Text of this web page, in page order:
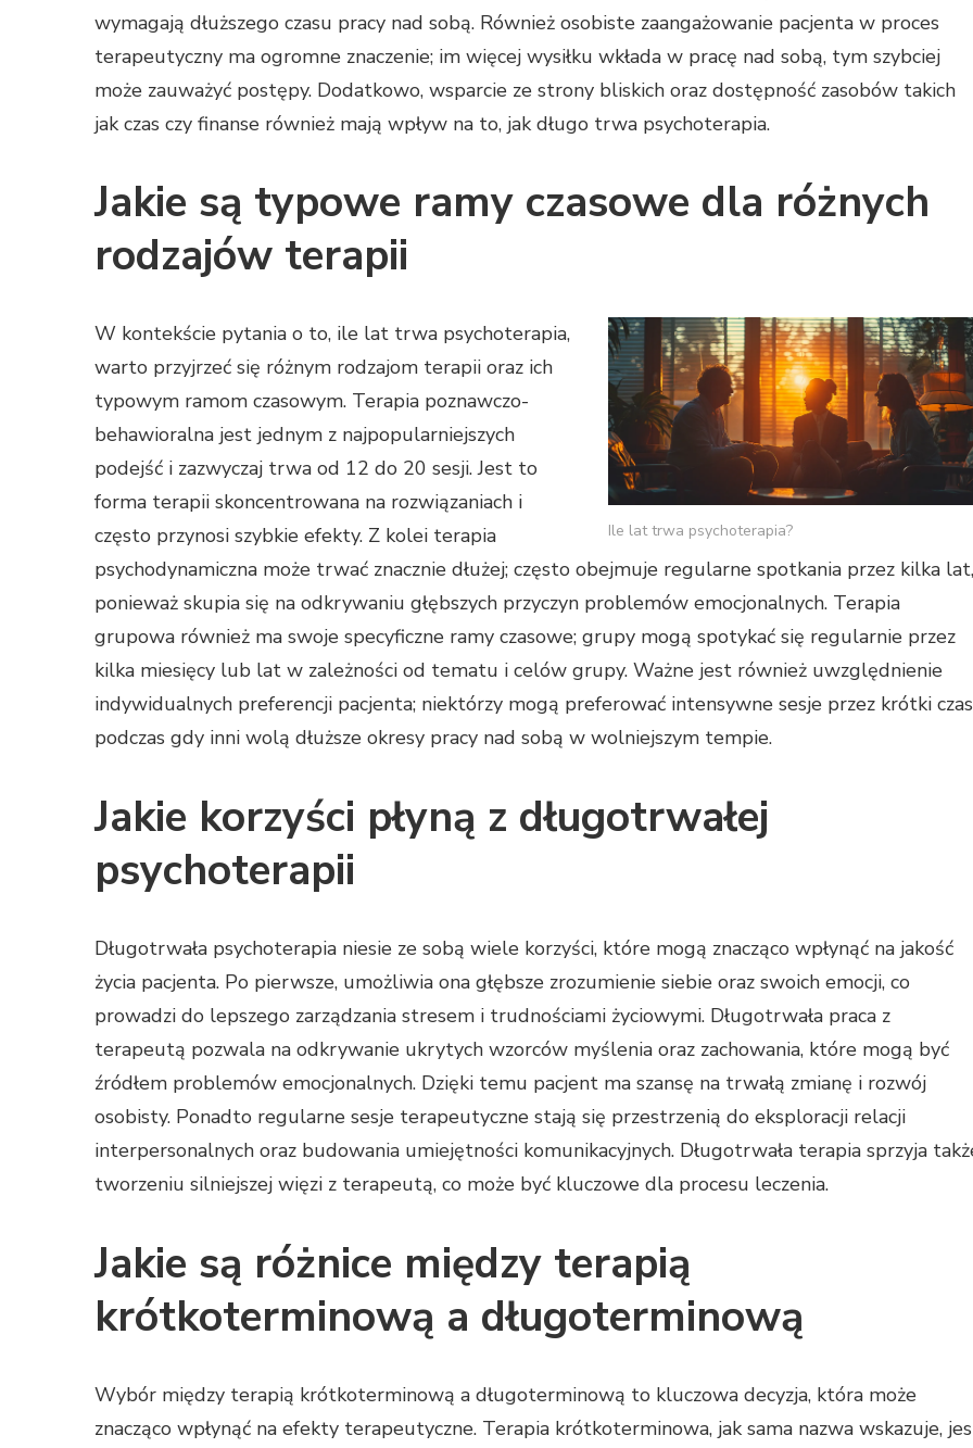
wymagają dłuższego czasu pracy nad sobą. Również osobiste zaangażowanie pacjenta w proces
terapeutyczny ma ogromne znaczenie; im więcej wysiłku wkłada w pracę nad sobą, tym szybciej
może zauważyć postępy. Dodatkowo, wsparcie ze strony bliskich oraz dostępność zasobów takich
jak czas czy finanse również mają wpływ na to, jak długo trwa psychoterapia.
Jakie są typowe ramy czasowe dla różnych
rodzajów terapii
Ile lat trwa psychoterapia?
W kontekście pytania o to, ile lat trwa psychoterapia,
warto przyjrzeć się różnym rodzajom terapii oraz ich
typowym ramom czasowym. Terapia poznawczo-
behawioralna jest jednym z najpopularniejszych
podejść i zazwyczaj trwa od 12 do 20 sesji. Jest to
forma terapii skoncentrowana na rozwiązaniach i
często przynosi szybkie efekty. Z kolei terapia
psychodynamiczna może trwać znacznie dłużej; często obejmuje regularne spotkania przez kilka lat,
ponieważ skupia się na odkrywaniu głębszych przyczyn problemów emocjonalnych. Terapia
grupowa również ma swoje specyficzne ramy czasowe; grupy mogą spotykać się regularnie przez
kilka miesięcy lub lat w zależności od tematu i celów grupy. Ważne jest również uwzględnienie
indywidualnych preferencji pacjenta; niektórzy mogą preferować intensywne sesje przez krótki
podczas gdy inni wolą dłuższe okresy pracy nad sobą w wolniejszym tempie.
Jakie korzyści płyną z długotrwałej
psychoterapii
Długotrwała psychoterapia niesie ze sobą wiele korzyści, które mogą znacząco wpłynąć na jakość
życia pacjenta. Po pierwsze, umożliwia ona głębsze zrozumienie siebie oraz swoich emocji, co
prowadzi do lepszego zarządzania stresem i trudnościami życiowymi. Długotrwała praca z
terapeutą pozwala na odkrywanie ukrytych wzorców myślenia oraz zachowania, które mogą być
źródłem problemów emocjonalnych. Dzięki temu pacjent ma szansę na trwałą zmianę i rozwój
osobisty. Ponadto regularne sesje terapeutyczne stają się przestrzenią do eksploracji relacji
interpersonalnych oraz budowania umiejętności komunikacyjnych. Długotrwała terapia sprzyja
tworzeniu silniejszej więzi z terapeutą, co może być kluczowe dla procesu leczenia.
Jakie są różnice między terapią
krótkoterminową a długoterminową
Wybór między terapią krótkoterminową a długoterminową to kluczowa decyzja, która może
znacząco wpłynąć na efekty terapeutyczne. Terapia krótkoterminowa, jak sama nazwa wskazuje,